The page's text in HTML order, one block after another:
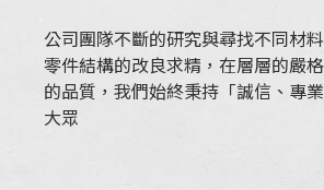
公司團隊不斷的研究與尋找不同材
零件結構的改良求精，在層層的嚴
的品質，我們始終秉持「誠信、專
大眾